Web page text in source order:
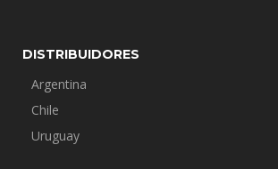
DISTRIBUIDORES
Argentina
Chile
Uruguay